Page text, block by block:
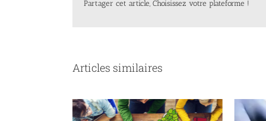
Partager cet article, Choisissez votre plateforme !
Articles similaires